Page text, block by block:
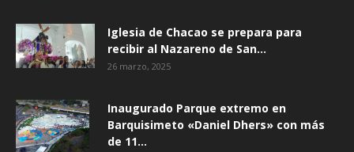
Iglesia de Chacao se prepara para
recibir al Nazareno de San...
26 marzo, 2025
Inaugurado Parque extremo en
Barquisimeto «Daniel Dhers» con más
de 11...